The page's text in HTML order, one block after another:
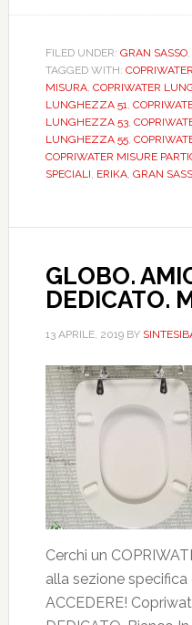
SASSO.
BIANCO.
DEDICATO.
FILED UNDER: GRAN SASSO,
TAGGED WITH:
MISURA, COPRIWATER
LUNGHEZZA 51,
LUNGHEZZA 53,
LUNGHEZZA 55,
COPRIWATER MISURE
SPECIALI, ERIKA, GRAN
GLOBO.
DEDICATO.
13 APRILE, 2019BY
Cerchi un
alla sezione
ACCEDERE!